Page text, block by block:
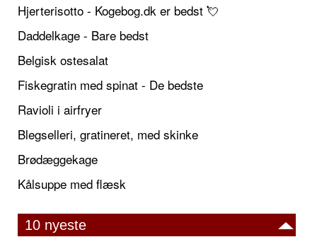
Hjerterisotto - Kogebog.dk er bedst 💘
Daddelkage - Bare bedst
Belgisk ostesalat
Fiskegratin med spinat - De bedste
Ravioli i airfryer
Blegselleri, gratineret, med skinke
Brødæggekage
Kålsuppe med flæsk
10 nyeste